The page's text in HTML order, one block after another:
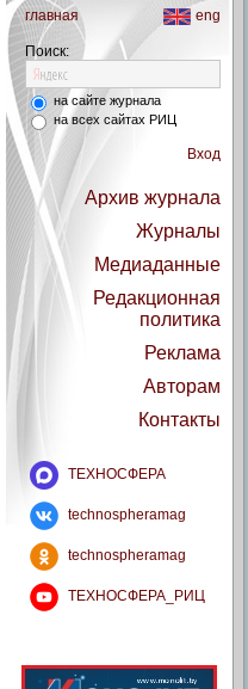
главная eng
Поиск:
на сайте журнала
на всех сайтах РИЦ
Вход
Архив журнала
Журналы
Медиаданные
Редакционная
политика
Реклама
Авторам
Контакты
ТЕХНОСФЕРА
technospheramag
technospheramag
ТЕХНОСФЕРА_РИЦ